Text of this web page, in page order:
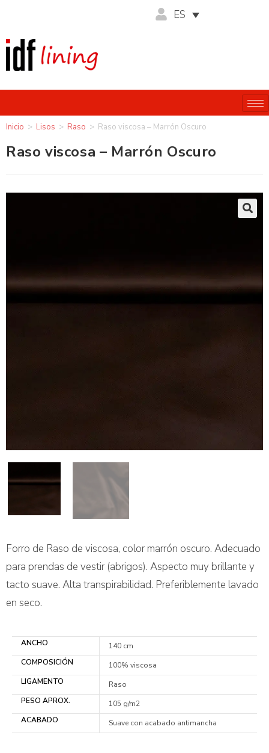
ES
Inicio > Lisos > Raso > Raso viscosa – Marrón Oscuro
Raso viscosa – Marrón Oscuro
Forro de Raso de viscosa, color marrón oscuro. Adecuado
para prendas de vestir (abrigos). Aspecto muy brillante y
tacto suave. Alta transpirabilidad. Preferiblemente lavado
en seco.
ANCHO
140 cm
COMPOSICIÓN
100% viscosa
LIGAMENTO
Raso
PESO APROX.
105 g/m2
ACABADO
Suave con acabado antimancha